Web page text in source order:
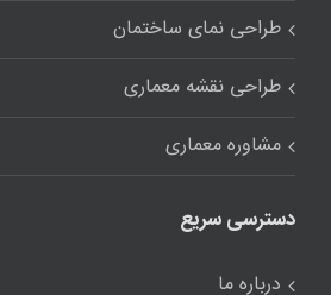
طراحی نمای ساختمان
طراحی نقشه معماری
مشاوره معماری
دسترسی سریع
درباره ما